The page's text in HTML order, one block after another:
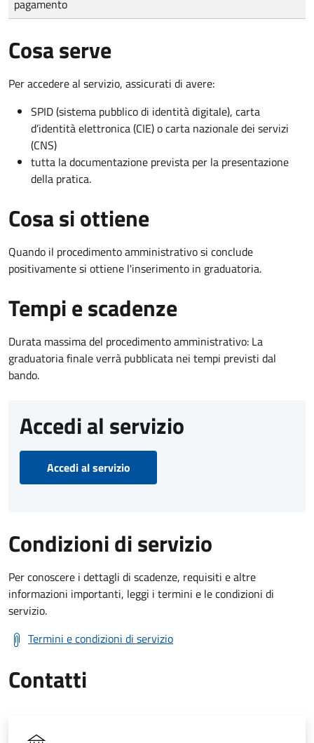
pagamento
Cosa serve
Per accedere al servizio, assicurati di avere:
SPID (sistema pubblico di identità digitale), carta
d’identità elettronica (CIE) o carta nazionale dei servizi
(CNS)
tutta la documentazione prevista per la presentazione
della pratica.
Cosa si ottiene
Quando il procedimento amministrativo si conclude
positivamente si ottiene l'inserimento in graduatoria.
Tempi e scadenze
Durata massima del procedimento amministrativo: La
graduatoria finale verrà pubblicata nei tempi previsti dal
bando.
Accedi al servizio
Accedi al servizio
Condizioni di servizio
Per conoscere i dettagli di scadenze, requisiti e altre
informazioni importanti, leggi i termini e le condizioni di
servizio.
Termini e condizioni di servizio
Contatti